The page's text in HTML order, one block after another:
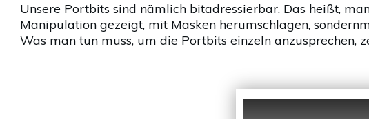
Unsere Portbits sind nämlich bitadressierbar. Das heißt,
Manipulation gezeigt, mit Masken herumschlagen,
Was man tun muss, um die Portbits einzeln anzusprechen,